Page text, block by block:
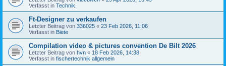
Verfasst in Technik
Ft-Designer zu verkaufen
Letzter Beitrag von 336025 « 23 Feb 2026, 11:06
Verfasst in Biete
Compilation video & pictures convention De Bilt 2026
Letzter Beitrag von hvn « 18 Feb 2026, 14:38
Verfasst in fischertechnik allgemein